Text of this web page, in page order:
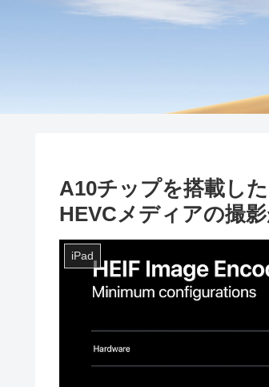
A10チップを搭載し
HEVCメディアの撮影
iPad